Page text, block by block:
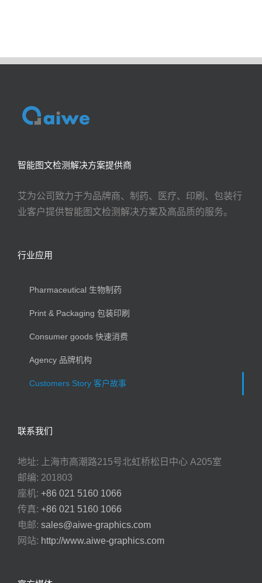
智能图文检测解决方案提供商
艾为公司致力于为品牌商、制药、医疗、印刷、包装行
业客户提供智能图文检测解决方案及高品质的服务。
行业应用
Pharmaceutical 生物制药
Print & Packaging 包装印刷
Consumer goods 快速消费
Agency 品牌机构
Customers Story 客户故事
联系我们
地址: 上海市高潮路215号北虹桥松日中心 A205室
邮编: 201803
座机: +86 021 5160 1066
传真: +86 021 5160 1066
电邮: sales@aiwe-graphics.com
网站: http://www.aiwe-graphics.com